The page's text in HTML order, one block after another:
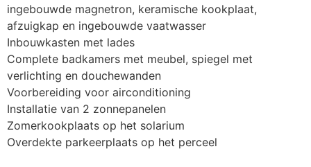
ingebouwde magnetron, keramische kookplaat,
afzuigkap en ingebouwde vaatwasser
Inbouwkasten met lades
Complete badkamers met meubel, spiegel met
verlichting en douchewanden
Voorbereiding voor airconditioning
Installatie van 2 zonnepanelen
Zomerkookplaats op het solarium
Overdekte parkeerplaats op het perceel